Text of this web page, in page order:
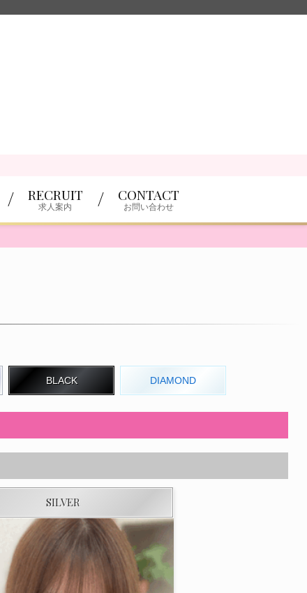
RECRUIT
求人案内
CONTACT
お問い合わせ
BLACK DIAMOND
SILVER